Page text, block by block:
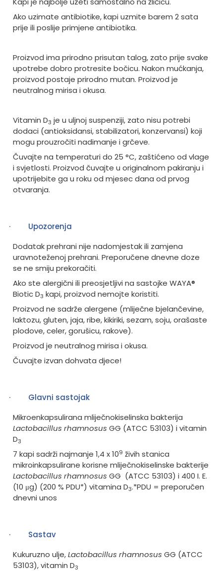
Ako uzimate antibiotike, kapi uzmite barem 2 sata
prije ili poslije primjene antibiotika.
Proizvod ima prirodno prisutan talog, zato prije svake
upotrebe dobro protresite bočicu. Nakon mućkanja,
proizvod postaje prirodno mutan. Proizvod je
neutralnog mirisa i okusa.
Vitamin D3 je u uljnoj suspenziji, zato nisu potrebi
dodaci (antioksidansi, stabilizatori, konzervansi) koji
mogu prouzročiti nadimanje i grčeve.
Čuvajte na temperaturi do 25 °C, zaštićeno od vlage
i svjetlosti. Proizvod čuvajte u originalnom pakiranju i
upotrijebite ga u roku od mjesec dana od prvog
otvaranja.
·
Upozorenja
Dodatak prehrani nije nadomjestak ili zamjena
uravnoteženoj prehrani. Preporučene dnevne doze
se ne smiju prekoračiti.
Ako ste alergični ili preosjetljivi na sastojke WAYA®
Biotic D3 kapi, proizvod nemojte koristiti.
Proizvod ne sadrže alergene (mliječne bjelančevine,
laktozu, gluten, jaja, ribe, kikiriki, sezam, soju, orašaste
plodove, celer, gorušicu, rakove).
Proizvod je neutralnog mirisa i okusa.
Čuvajte izvan dohvata djece!
·
Glavni sastojak
Mikroenkapsulirana mliječnokiselinska bakterija
Lactobacillus rhamnosus GG (ATCC 53103) i vitamin
D3
7 kapi sadrži najmanje 1,4 x 109 živih stanica
mikroinkapsulirane korisne mliječnokiselinske bakterije
Lactobacillus rhamnosus GG (ATCC 53103) i 400 I. E.
(10 μg) (200 % PDU*) vitamina D3.*PDU = preporučen
dnevni unos
·
Sastav
Kukuruzno ulje,Lactobacillus rhamnosus GG (ATCC
53103), vitamin D3